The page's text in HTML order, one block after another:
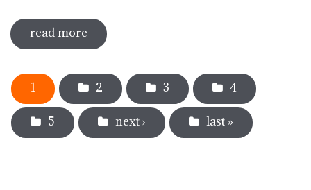
read more sobre diada de la flor - l'ou com balla a
la font
Pages
1 2 3 4
5 next › last »